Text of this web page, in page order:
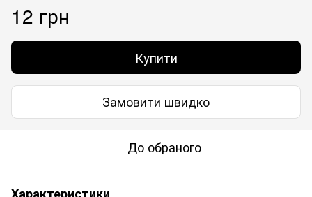
12 грн
Купити
Замовити швидко
До обраного
Характеристики